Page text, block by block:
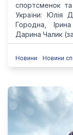
спортсменок та
України: Юлія
Городна,
Дарина Чалик
Новини Новини